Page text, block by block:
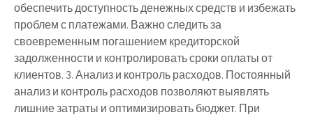
обеспечить доступность денежных средств и избежать
проблем с платежами. Важно следить за
своевременным погашением кредиторской
задолженности и контролировать сроки оплаты от
клиентов. 3. Анализ и контроль расходов. Постоянный
анализ и контроль расходов позволяют выявлять
лишние затраты и оптимизировать бюджет. При